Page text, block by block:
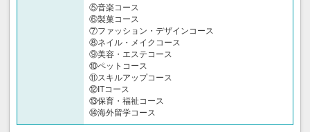
⑤音楽コース
⑥製菓コース
⑦ファッション・デザインコース
⑧ネイル・メイクコース
⑨美容・エステコース
⑩ペットコース
⑪スキルアップコース
⑫ITコース
⑬保育・福祉コース
⑭海外留学コース